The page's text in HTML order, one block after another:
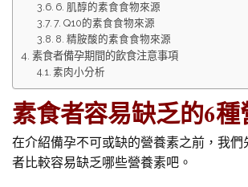
6. 肌醇的素食食物來源
7. Q10的素食食物來源
8. 精胺酸的素食食物來源
素食者備孕期間的飲食注意事項
素肉小分析
素食者容易缺乏的6
在介紹備孕不可或缺的營養素之前，我們
者比較容易缺乏哪些營養素吧。